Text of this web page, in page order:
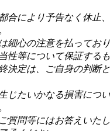
合により予告なく休止
細心の注意を払ってお
性等について保証する
決定は、ご自身の判断
じたいかなる損害につ
質問等にはお答えいた